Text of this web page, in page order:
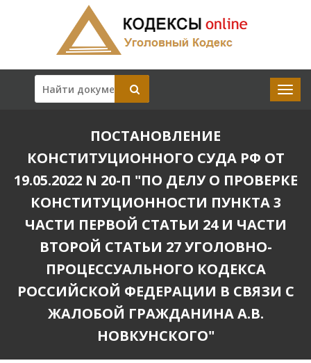
ПОСТАНОВЛЕНИЕ
КОНСТИТУЦИОННОГО СУДА РФ ОТ
19.05.2022 N 20-П "ПО ДЕЛУ О ПРОВЕРКЕ
КОНСТИТУЦИОННОСТИ ПУНКТА 3
ЧАСТИ ПЕРВОЙ СТАТЬИ 24 И ЧАСТИ
ВТОРОЙ СТАТЬИ 27 УГОЛОВНО-
ПРОЦЕССУАЛЬНОГО КОДЕКСА
РОССИЙСКОЙ ФЕДЕРАЦИИ В СВЯЗИ С
ЖАЛОБОЙ ГРАЖДАНИНА А.В.
НОВКУНСКОГО"